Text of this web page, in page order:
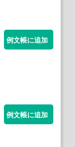
例文帳に追加
例文帳に追加